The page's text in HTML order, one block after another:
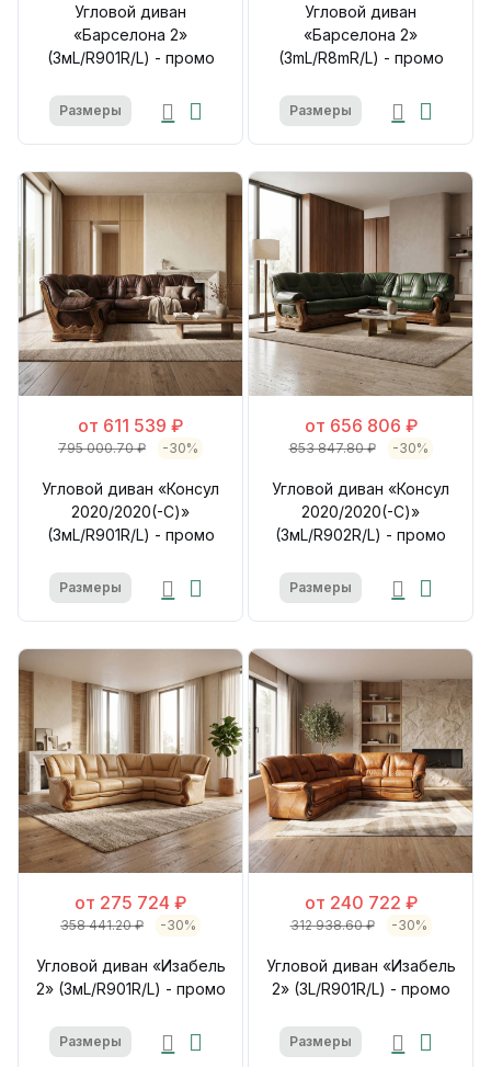
Угловой диван
«Барселона 2»
(3мL/R901R/L) - промо
Размеры
Угловой диван
«Барселона 2»
(3mL/R8mR/L) - промо
Размеры
от 611 539 ₽
795 000.70 ₽ -30%
Угловой диван «Консул
2020/2020(-С)»
(3мL/R901R/L) - промо
Размеры
от 656 806 ₽
853 847.80 ₽ -30%
Угловой диван «Консул
2020/2020(-С)»
(3мL/R902R/L) - промо
Размеры
от 275 724 ₽
358 441.20 ₽ -30%
Угловой диван «Изабель
2» (3мL/R901R/L) - промо
Размеры
от 240 722 ₽
312 938.60 ₽ -30%
Угловой диван «Изабель
2» (3L/R901R/L) - промо
Размеры